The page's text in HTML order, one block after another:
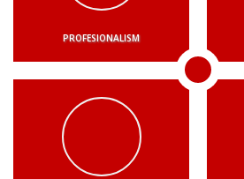
PROFESIONALISM